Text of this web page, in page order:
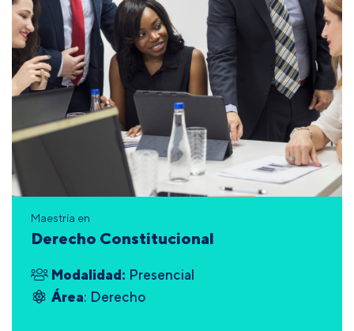
Maestría en
Derecho Constitucional
Modalidad: Presencial
Área: Derecho